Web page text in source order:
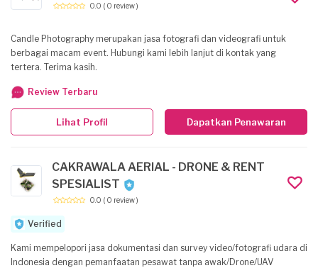
0.0 ( 0 review )
Candle Photography merupakan jasa fotografi dan videografi untuk
berbagai macam event. Hubungi kami lebih lanjut di kontak yang
tertera. Terima kasih.
Review Terbaru
Dapatkan Penawaran
Lihat Profil
CAKRAWALA AERIAL - DRONE & RENT
SPESIALIST
0.0 ( 0 review )
Verified
Kami mempelopori jasa dokumentasi dan survey video/fotografi udara di
Indonesia dengan pemanfaatan pesawat tanpa awak/Drone/UAV